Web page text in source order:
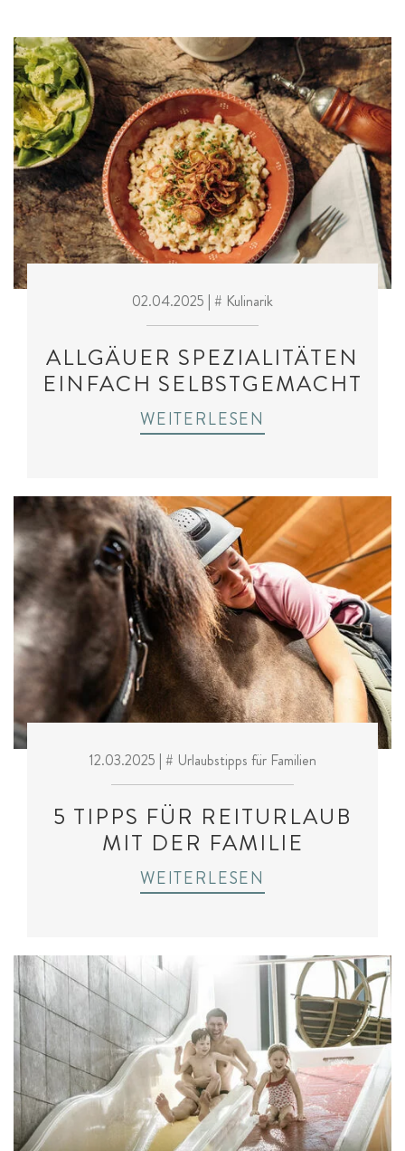
02.04.2025 | # Kulinarik
ALLGÄUER SPEZIALITÄTEN
EINFACH SELBSTGEMACHT
WEITERLESEN
12.03.2025 | # Urlaubstipps für Familien
5 TIPPS FÜR REITURLAUB
MIT DER FAMILIE
WEITERLESEN